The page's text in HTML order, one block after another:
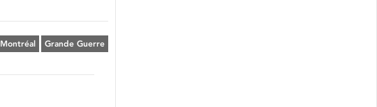
Grande Guerre
Montréal